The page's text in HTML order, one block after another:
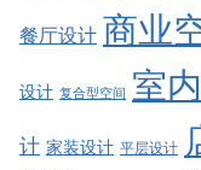
餐厅设计 商业
设计 复合型空间 室
计 家装设计 平层设计